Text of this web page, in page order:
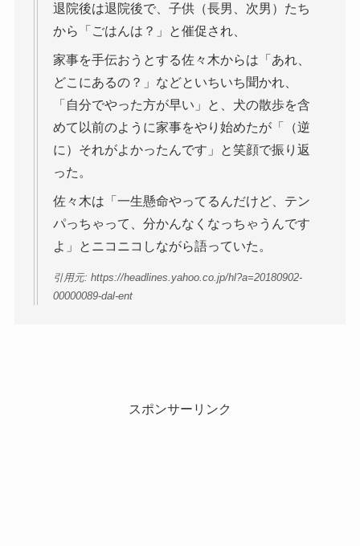
退院後は退院後で、子供（長男、次男）たち
から「ごはんは？」と催促され、
家事を手伝おうとする佐々木からは「あれ、
どこにあるの？」などといちいち聞かれ、
「自分でやった方が早い」と、犬の散歩を含
めて以前のように家事をやり始めたが「（逆
に）それがよかったんです」と笑顔で振り返
った。
佐々木は「一生懸命やってるんだけど、テン
パっちゃって、分かんなくなっちゃうんです
よ」とニコニコしながら語っていた。
引用元: https://headlines.yahoo.co.jp/hl?a=20180902-
00000089-dal-ent
スポンサーリンク